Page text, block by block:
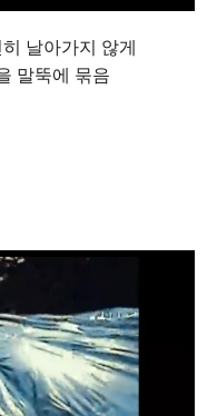
날아가지 않게
말뚝에 묶음